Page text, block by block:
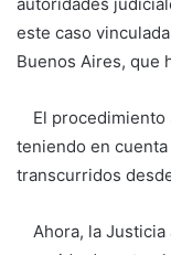
este caso
Buenos Aires, que
El procedimiento
teniendo en
transcurridos
Ahora, la Justicia